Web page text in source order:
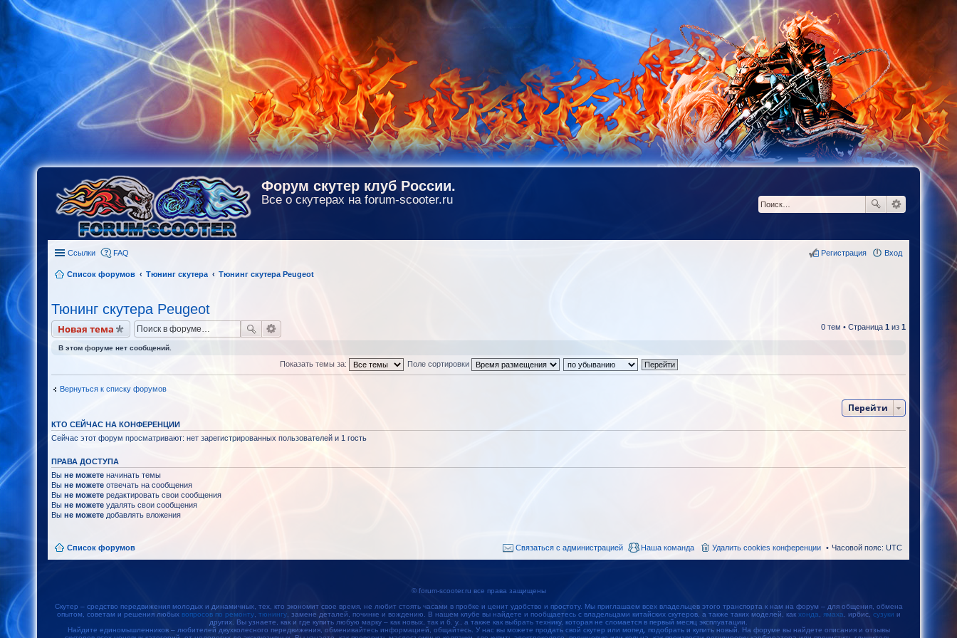
Форум скутер клуб России.
Все о скутерах на forum-scooter.ru
Ссылки FAQ Вход
Регистрация
Список форумов Тюнинг скутера Тюнинг скутера Peugeot
Тюнинг скутера Peugeot
Новая тема 0 тем • Страница 1 из 1
В этом форуме нет сообщений.
Показать темы за: Поле сортировки
Вернуться к списку форумов
Перейти
КТО СЕЙЧАС НА КОНФЕРЕНЦИИ
Сейчас этот форум просматривают: нет зарегистрированных пользователей и 1 гость
ПРАВА ДОСТУПА
Выне можете начинать темы
Выне можете отвечать на сообщения
Выне можете редактировать свои сообщения
Выне можете удалять свои сообщения
Выне можете добавлять вложения
Список форумов Часовой пояс: UTC
Удалить cookies конференции
Наша команда
Связаться с администрацией
© forum-scooter.ru все права защищены
Скутер – средство передвижения молодых и динамичных, тех, кто экономит свое время, не любит стоять часами в пробке и ценит удобство и простоту. Мы приглашаем всех владельцев этого транспорта к нам на форум – для общения, обмена
опытом, советам и решения любых вопросов по ремонту, тюнингу, замене деталей, починке и вождению. В нашем клубе вы найдете и пообщаетесь с владельцами китайских скутеров, а также таких моделей, как хонда ямаха , ирбис, сузуки и
других. Вы узнаете, как и где купить любую марку – как новых, так и б. у., а также как выбрать технику, которая не сломается в первый месяц эксплуатации.
Найдите единомышленников – любителей двухколесного передвижения, обменивайтесь информацией, общайтесь. У нас вы можете продать свой скутер или мопед, подобрать и купить новый. На форуме вы найдете описания и отзывы